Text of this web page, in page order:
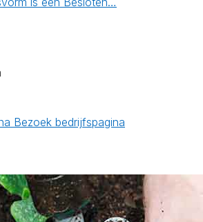
Bezoek bedrijfspagina